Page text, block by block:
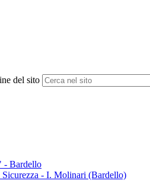
del sito
- Bardello
Sicurezza - I. Molinari (Bardello)